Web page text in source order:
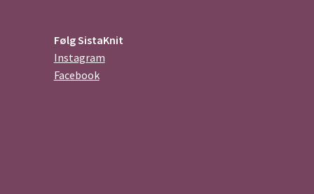
Følg SistaKnit
Instagram
Facebook